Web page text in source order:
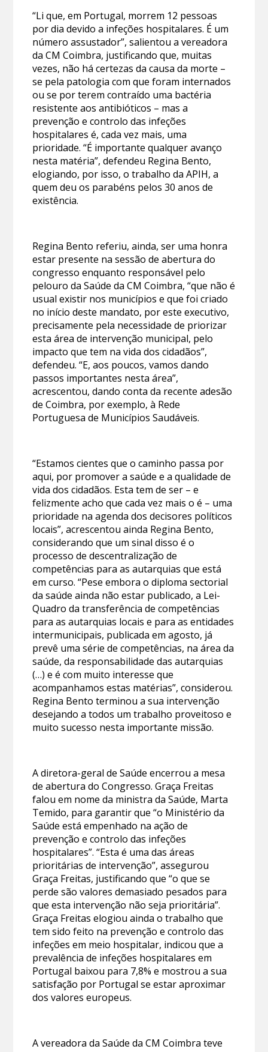
“Li que, em Portugal, morrem 12 pessoas
por dia devido a infeções hospitalares. É um
número assustador”, salientou a vereadora
da CM Coimbra, justificando que, muitas
vezes, não há certezas da causa da morte –
se pela patologia com que foram internados
ou se por terem contraído uma bactéria
resistente aos antibióticos – mas a
prevenção e controlo das infeções
hospitalares é, cada vez mais, uma
prioridade. “É importante qualquer avanço
nesta matéria”, defendeu Regina Bento,
elogiando, por isso, o trabalho da APIH, a
quem deu os parabéns pelos 30 anos de
existência.
Regina Bento referiu, ainda, ser uma honra
estar presente na sessão de abertura do
congresso enquanto responsável pelo
pelouro da Saúde da CM Coimbra, “que não é
usual existir nos municípios e que foi criado
no início deste mandato, por este executivo,
precisamente pela necessidade de priorizar
esta área de intervenção municipal, pelo
impacto que tem na vida dos cidadãos”,
defendeu. “E, aos poucos, vamos dando
passos importantes nesta área”,
acrescentou, dando conta da recente adesão
de Coimbra, por exemplo, à Rede
Portuguesa de Municípios Saudáveis.
“Estamos cientes que o caminho passa por
aqui, por promover a saúde e a qualidade de
vida dos cidadãos. Esta tem de ser – e
felizmente acho que cada vez mais o é – uma
prioridade na agenda dos decisores políticos
locais”, acrescentou ainda Regina Bento,
considerando que um sinal disso é o
processo de descentralização de
competências para as autarquias que está
em curso. “Pese embora o diploma sectorial
da saúde ainda não estar publicado, a Lei-
Quadro da transferência de competências
para as autarquias locais e para as entidades
intermunicipais, publicada em agosto, já
prevê uma série de competências, na área da
saúde, da responsabilidade das autarquias
(…) e é com muito interesse que
acompanhamos estas matérias”, considerou.
Regina Bento terminou a sua intervenção
desejando a todos um trabalho proveitoso e
muito sucesso nesta importante missão.
A diretora-geral de Saúde encerrou a mesa
de abertura do Congresso. Graça Freitas
falou em nome da ministra da Saúde, Marta
Temido, para garantir que “o Ministério da
Saúde está empenhado na ação de
prevenção e controlo das infeções
hospitalares”. “Esta é uma das áreas
prioritárias de intervenção”, assegurou
Graça Freitas, justificando que “o que se
perde são valores demasiado pesados para
que esta intervenção não seja prioritária”.
Graça Freitas elogiou ainda o trabalho que
tem sido feito na prevenção e controlo das
infeções em meio hospitalar, indicou que a
prevalência de infeções hospitalares em
Portugal baixou para 7,8% e mostrou a sua
satisfação por Portugal se estar aproximar
dos valores europeus.
A vereadora da Saúde da CM Coimbra teve